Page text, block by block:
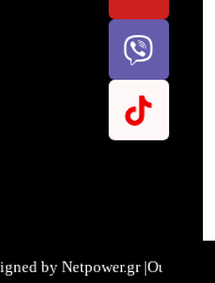
by Netpower.gr |Οι